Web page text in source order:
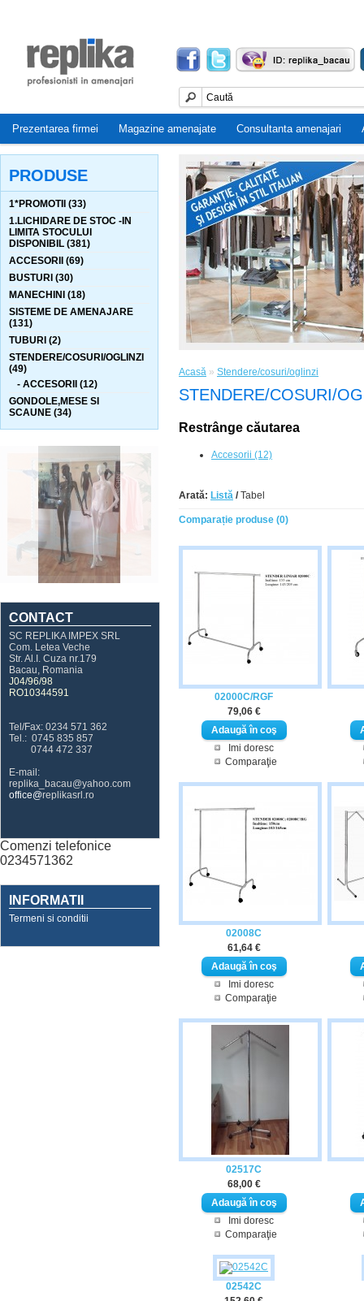
Prezentarea firmei Magazine amenajate Consultanta amenajari
PRODUSE
1*PROMOTII (33)
1.LICHIDARE DE STOC -IN
LIMITA STOCULUI
DISPONIBIL (381)
ACCESORII (69)
BUSTURI (30)
MANECHINI (18)
SISTEME DE AMENAJARE
(131)
TUBURI (2)
STENDERE/COSURI/OGLINZI
(49)
- ACCESORII (12)
GONDOLE,MESE SI
SCAUNE (34)
CONTACT
SC REPLIKA IMPEX SRL
Com. Letea Veche
Str. Al.I. Cuza nr.179
Bacau, Romania
J04/96/98
RO10344591
Tel/Fax: 0234 571 362
Tel.: 0745 835 857
0744 472 337
E-mail:
replika_bacau@yahoo.com
office@replikasrl.ro
Comenzi telefonice
0234571362
INFORMATII
Termeni si conditii
Acasă » Stendere/cosuri/oglinzi
STENDERE/COSURI/
Restrânge căutarea
Accesorii (12)
Arată: Listă /Tabel
Comparație produse (0)
02000C/RGF
79,06 €
Imi doresc
Comparaţie
02008C
61,64 €
Imi doresc
Comparaţie
02517C
68,00 €
Imi doresc
Comparaţie
02542C